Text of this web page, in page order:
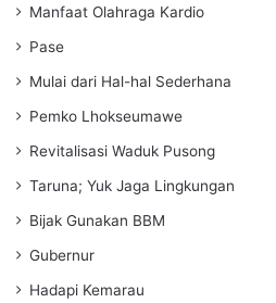
Manfaat Olahraga Kardio
Pase
Mulai dari Hal-hal Sederhana
Pemko Lhokseumawe
Revitalisasi Waduk Pusong
Taruna; Yuk Jaga Lingkungan
Bijak Gunakan BBM
Gubernur
Hadapi Kemarau